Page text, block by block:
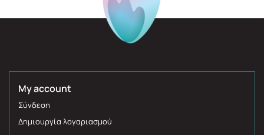
My account
Σύνδεση
Δημιουργία λογαριασμού